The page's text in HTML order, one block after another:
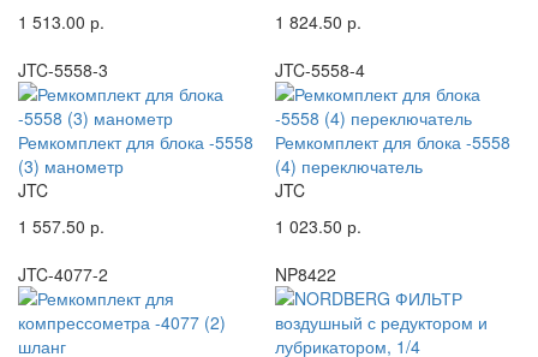
1 513.00 р.
1 824.50 р.
JTC-5558-3
Ремкомплект для блока -5558
(3) манометр
JTC
1 557.50 р.
JTC-5558-4
Ремкомплект для блока -5558
(4) переключатель
JTC
1 023.50 р.
JTC-4077-2
NP8422